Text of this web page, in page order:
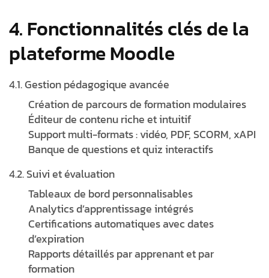
4. Fonctionnalités clés de la
plateforme Moodle
4.1. Gestion pédagogique avancée
Création de parcours de formation modulaires
Éditeur de contenu riche et intuitif
Support multi-formats : vidéo, PDF, SCORM, xAPI
Banque de questions et quiz interactifs
4.2. Suivi et évaluation
Tableaux de bord personnalisables
Analytics d’apprentissage intégrés
Certifications automatiques avec dates
d’expiration
Rapports détaillés par apprenant et par
formation